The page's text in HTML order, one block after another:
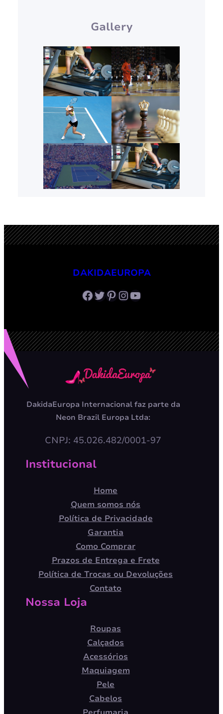
Gallery
DAKIDAEUROPA
Facebook Twitter Pinterest InstagramYoutube
DakidaEuropa Internacional faz parte da
Neon Brazil Europa Ltda:
CNPJ: 45.026.482/0001-97
Institucional
Home
Quem somos nós
Política de Privacidade
Garantia
Como Comprar
Prazos de Entrega e Frete
Política de Trocas ou Devoluções
Contato
Nossa Loja
Roupas
Calçados
Acessórios
Maquiagem
Pele
Cabelos